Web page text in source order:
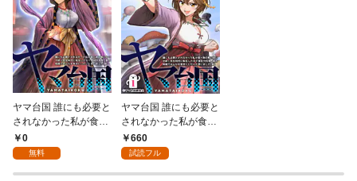
ヤマ台国 誰にも必要と
されなかった私が食べ
物の奪い合いが続く弥
生時代に転生したので
でみんなを幸せにした
0
無料
ヤマ台国 誰にも必要と
されなかった私が食べ
物の奪い合いが続く弥
生時代に転生したので
でみんなを幸せにした
660
試読フル